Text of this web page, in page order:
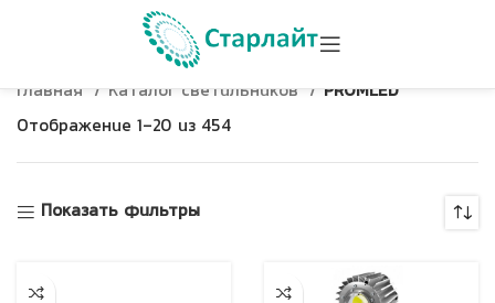
Главная Каталог светильников PROMLED
Отображение 1–20 из 454
Показать фильтры